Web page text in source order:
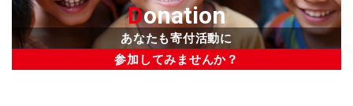
Donation
あなたも寄付活動に
参加してみませんか？